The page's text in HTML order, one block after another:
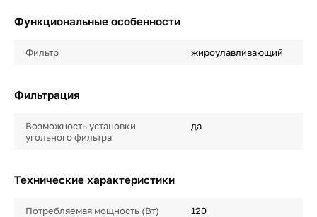
Функциональные особенности
Фильтр жироулавливающий
Фильтрация
Возможность установки
угольного фильтра
да
Технические характеристики
Потребляемая мощность (Вт) 120